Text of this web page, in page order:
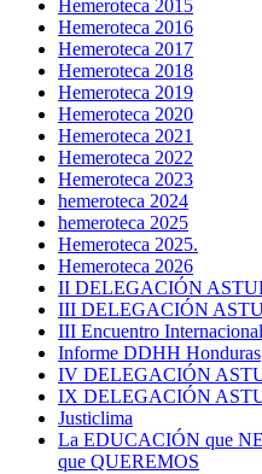
Hemeroteca 2015
Hemeroteca 2016
Hemeroteca 2017
Hemeroteca 2018
Hemeroteca 2019
Hemeroteca 2020
Hemeroteca 2021
Hemeroteca 2022
Hemeroteca 2023
hemeroteca 2024
hemeroteca 2025
Hemeroteca 2025.
Hemeroteca 2026
II DELEGACIÓN
III DELEGACIÓN
III Encuentro
Informe DDHH Honduras
IV DELEGACIÓN
IX DELEGACIÓN
Justiclima
La EDUCACIÓN que
que QUEREMOS